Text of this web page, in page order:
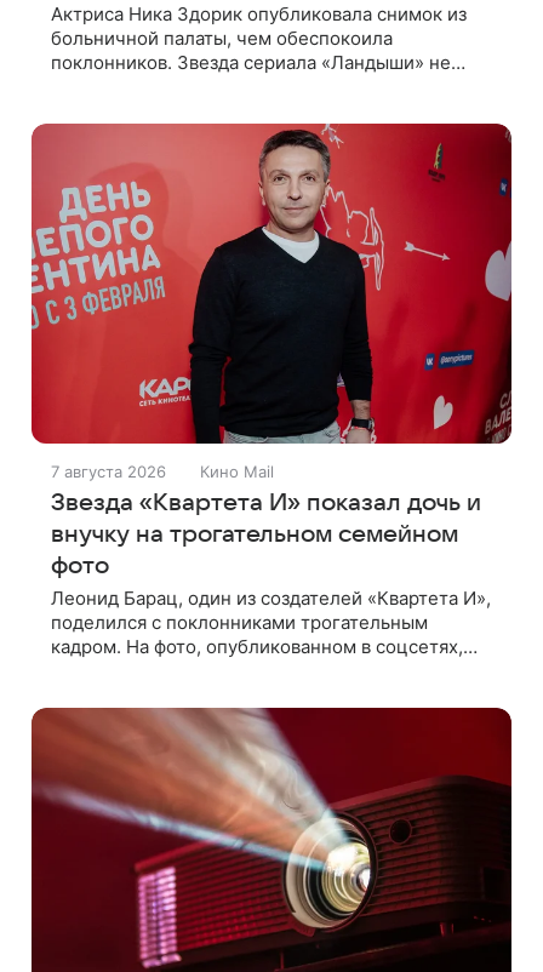
Актриса Ника Здорик опубликовала снимок из
больничной палаты, чем обеспокоила
поклонников. Звезда сериала «Ландыши» не
7 августа 2026 Кино Mail
Звезда «Квартета И» показал дочь и
внучку на трогательном семейном
фото
Леонид Барац, один из создателей «Квартета И»,
поделился с поклонниками трогательным
кадром. На фото, опубликованном в соцсетях,